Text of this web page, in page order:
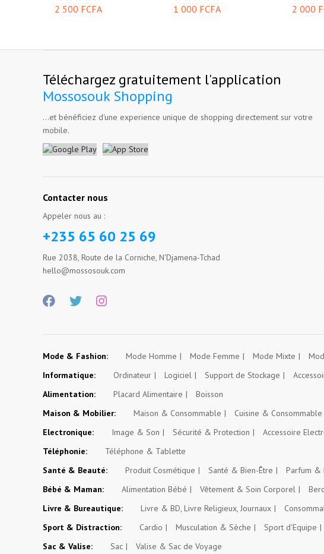
2 500 FCFA 1 000 FCFA 2 000
Téléchargez gratuitement l'application
Mossosouk Shopping
...et bénéficiez d'une experience unique de shopping directement sur votre
mobile.
Contacter nous
Appeler nous au :
+235 65 60 25 69
Rue 2038, Route de la Corniche, N'Djamena-Tchad
hello@mossosouk.com
Mode & Fashion: Mode Homme Mode Femme Mode Mixte
Informatique:
Ordinateur Logiciel Support de Stockage
Alimentation:
Placard Alimentaire
Boisson
Maison & Mobilier:
Maison & Consommable
Cuisine & Consommable
Electronique:
Image & Son Sécurité & Protection Accessoire
Téléphonie:
Téléphone & Tablette
Santé & Beauté:
Produit Cosmétique Santé & Bien-Être
Parfum &
Bébé & Maman:
Alimentation Bébé Vêtement & Soin Corporel
Livre & Bureautique:
Livre & BD, Livre Religieux, Journaux
Sport & Distraction:
Cardio Musculation & Sèche Sport d'Equipe
Sac & Valise:
Sac Valise & Sac de Voyage